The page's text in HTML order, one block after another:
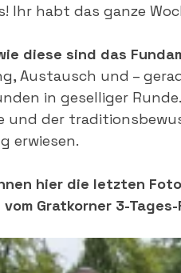
Ihr habt das ganze
diese sind das
Austausch und –
in geselliger
und der
erwiesen.
hier die letzten
Gratkorner 3-